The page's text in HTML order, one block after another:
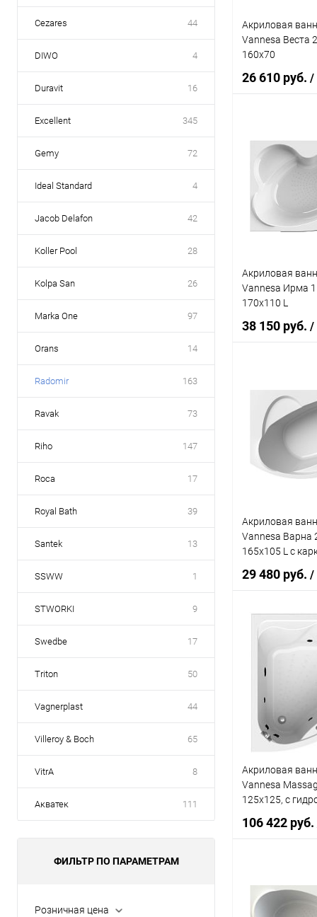
Cezares 44
DIWO 4
Duravit 16
Excellent 345
Gemy 72
Ideal Standard 4
Jacob Delafon 42
Koller Pool 28
Kolpa San 26
Marka One 97
Orans 14
Radomir 163
Ravak 73
Riho 147
Roca 17
Royal Bath 39
Santek 13
SSWW 1
STWORKI 9
Swedbe 17
Triton 50
Vagnerplast 44
Villeroy & Boch 65
VitrA 8
Акватек 111
ФИЛЬТР ПО ПАРАМЕТРАМ
Розничная цена
Акриловая
Vannesa Веста
160x70
26 610 руб. /
Купить в 1 клик
В избранное
Акриловая
Vannesa Ирма
170x110 L
38 150 руб. /
Купить в 1
В избранное
Акриловая
Vannesa Варна
165x105 L с
29 480 руб. /
Купить в 1 клик
Акриловая
Vannesa
125х125, с
каркасом и
106 422 руб.